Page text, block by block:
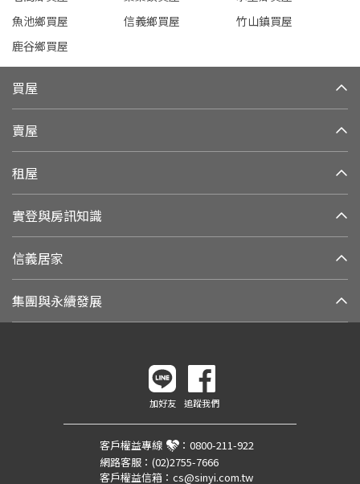
魚池鄉買屋
信義鄉買屋
竹山鎮買屋
鹿谷鄉買屋
買屋
賣屋
租屋
實登與房訊知識
信義居家
集團與永續發展
加好友 追蹤我們
客戶權益專線 ： 0800-211-922
網路客服： (02)2755-7666
客戶權益信箱： cs@sinyi.com.tw